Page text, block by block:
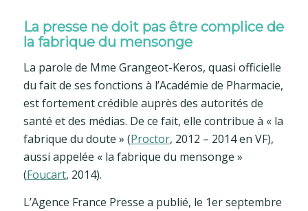
La presse ne doit pas être complice de
la fabrique du mensonge
La parole de Mme Grangeot-Keros, quasi officielle
du fait de ses fonctions à l’Académie de Pharmacie,
est fortement crédible auprès des autorités de
santé et des médias. De ce fait, elle contribue à « la
fabrique du doute » (Proctor, 2012 – 2014 en VF),
aussi appelée « la fabrique du mensonge »
(Foucart, 2014).
L’Agence France Presse a publié, le 1er septembre